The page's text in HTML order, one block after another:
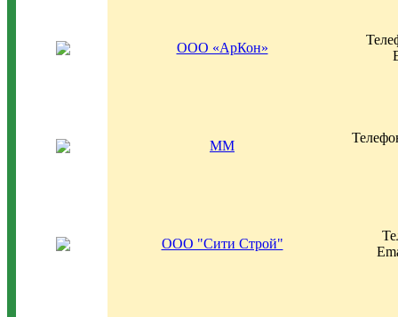
ООО «АрКон»
ММ
ООО "Сити Строй"